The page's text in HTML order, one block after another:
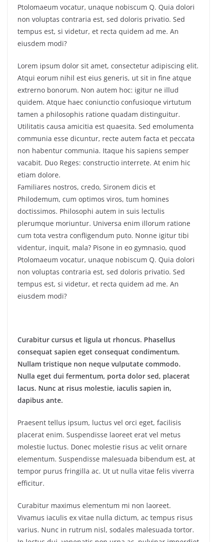
Ptolomaeum vocatur, unaque nobiscum Q. Quia dolori
non voluptas contraria est, sed doloris privatio. Sed
tempus est, si videtur, et recta quidem ad me. An
eiusdem modi?
Lorem ipsum dolor sit amet, consectetur adipiscing elit.
Atqui eorum nihil est eius generis, ut sit in fine atque
extrerno bonorum. Non autem hoc: igitur ne illud
quidem. Atque haec coniunctio confusioque virtutum
tamen a philosophis ratione quadam distinguitur.
Utilitatis causa amicitia est quaesita. Sed emolumenta
communia esse dicuntur, recte autem facta et peccata
non habentur communia. Itaque his sapiens semper
vacabit. Duo Reges: constructio interrete. At enim hic
etiam dolore.
Familiares nostros, credo, Sironem dicis et
Philodemum, cum optimos viros, tum homines
doctissimos. Philosophi autem in suis lectulis
plerumque moriuntur. Universa enim illorum ratione
cum tota vestra confligendum puto. Nonne igitur tibi
videntur, inquit, mala? Pisone in eo gymnasio, quod
Ptolomaeum vocatur, unaque nobiscum Q. Quia dolori
non voluptas contraria est, sed doloris privatio. Sed
tempus est, si videtur, et recta quidem ad me. An
eiusdem modi?
Curabitur cursus et ligula ut rhoncus. Phasellus
consequat sapien eget consequat condimentum.
Nullam tristique non neque vulputate commodo.
Nulla eget dui fermentum, porta dolor sed, placerat
lacus. Nunc at risus molestie, iaculis sapien in,
dapibus ante.
Praesent tellus ipsum, luctus vel orci eget, facilisis
placerat enim. Suspendisse laoreet erat vel metus
molestie luctus. Donec molestie risus ac velit ornare
elementum. Suspendisse malesuada bibendum est, at
tempor purus fringilla ac. Ut ut nulla vitae felis viverra
efficitur.
Curabitur maximus elementum mi non laoreet.
Vivamus iaculis ex vitae nulla dictum, ac tempus risus
varius. Nunc in rutrum nisl, sodales malesuada tortor.